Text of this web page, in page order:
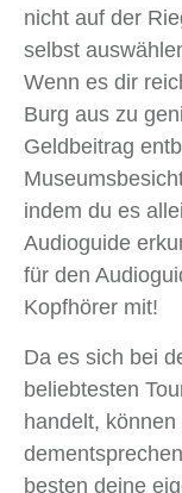
nicht auf der
selbst
Wenn es dir
Burg aus zu
Geldbeitrag
indem du es
Audioguide
für den
Kopfhörer mit!
Da es sich bei
beliebtesten
handelt,
besten deine